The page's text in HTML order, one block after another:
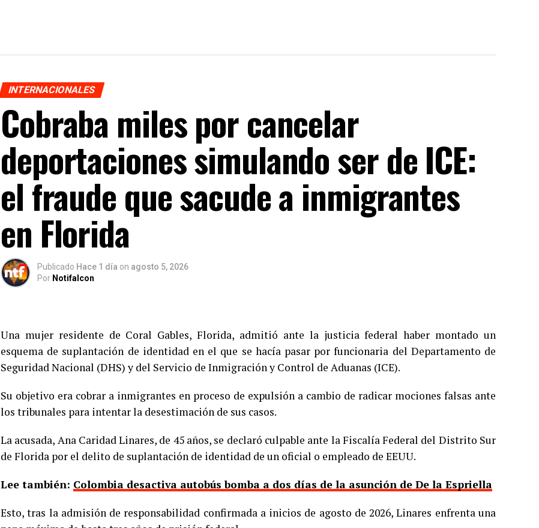
INTERNACIONALES
Cobraba miles por cancelar
deportaciones simulando ser de ICE:
el fraude que sacude a inmigrantes
en Florida
Publicado Hace 1 día on agosto 5, 2026
Por Notifalcon
Una mujer residente de Coral Gables, Florida, admitió ante la justicia federal haber montado un
esquema de suplantación de identidad en el que se hacía pasar por funcionaria del Departamento de
Seguridad Nacional (DHS) y del Servicio de Inmigración y Control de Aduanas (ICE).
Su objetivo era cobrar a inmigrantes en proceso de expulsión a cambio de radicar mociones falsas ante
los tribunales para intentar la desestimación de sus casos.
La acusada, Ana Caridad Linares, de 45 años, se declaró culpable ante la Fiscalía Federal del Distrito Sur
de Florida por el delito de suplantación de identidad de un oficial o empleado de EEUU.
Lee también: Colombia desactiva autobús bomba a dos días de la asunción de De la Espriella
Esto, tras la admisión de responsabilidad confirmada a inicios de agosto de 2026, Linares enfrenta una